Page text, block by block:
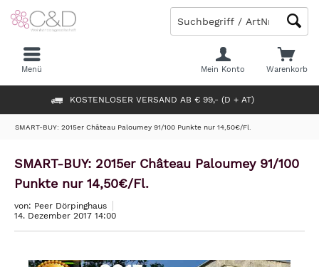
KOSTENLOSER VERSAND AB € 99,- (D + AT)
Warenkorb
Mein Konto
Menü
SMART-BUY: 2015er Château Paloumey 91/100 Punkte nur 14,50€/Fl.
SMART-BUY: 2015er Château Paloumey 91/100
Punkte nur 14,50€/Fl.
von: Peer Dörpinghaus
14. Dezember 2017 14:00